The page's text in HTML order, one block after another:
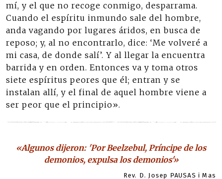
mí, y el que no recoge conmigo, desparrama.
Cuando el espíritu inmundo sale del hombre,
anda vagando por lugares áridos, en busca de
reposo; y, al no encontrarlo, dice: ‘Me volveré a
mi casa, de donde salí’. Y al llegar la encuentra
barrida y en orden. Entonces va y toma otros
siete espíritus peores que él; entran y se
instalan allí, y el final de aquel hombre viene a
ser peor que el principio».
«Algunos dijeron: 'Por Beelzebul, Príncipe de los
demonios, expulsa los demonios'»
Rev. D. Josep PAUSAS i Mas